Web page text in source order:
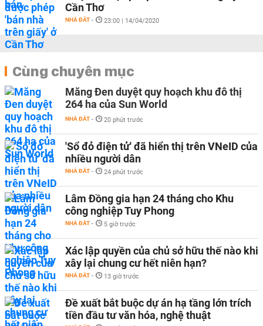
Cần Thơ
NHÀ ĐẤT - 23:00 | 14/04/2020
Cùng chuyên mục
Măng Đen duyệt quy hoạch khu đô thị
264 ha của Sun World
NHÀ ĐẤT - 20 phút trước
'Sổ đỏ điện tử' đã hiển thị trên VNeID của
nhiều người dân
NHÀ ĐẤT - 24 phút trước
Lâm Đồng gia hạn 24 tháng cho Khu
công nghiệp Tuy Phong
NHÀ ĐẤT - 5 giờ trước
Xác lập quyền của chủ sở hữu thế nào khi
xây lại chung cư hết niên hạn?
NHÀ ĐẤT - 13 giờ trước
Đề xuất bắt buộc dự án hạ tầng lớn trích
tiền đầu tư văn hóa, nghệ thuật